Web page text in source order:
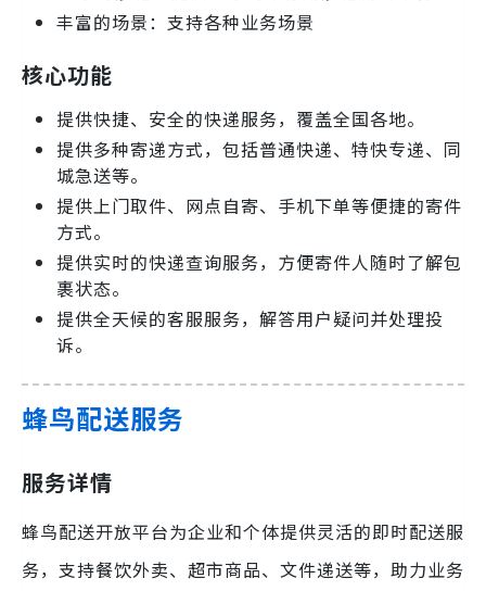
丰富的场景：支持各种业务场景
核心功能
提供快捷、安全的快递服务，覆盖全国各地。
提供多种寄递方式，包括普通快递、特快专递、同
城急送等。
提供上门取件、网点自寄、手机下单等便捷的寄件
方式。
提供实时的快递查询服务，方便寄件人随时了解包
裹状态。
提供全天候的客服服务，解答用户疑问并处理投
诉。
蜂鸟配送服务
服务详情
蜂鸟配送开放平台为企业和个体提供灵活的即时配送服
务，支持餐饮外卖、超市商品、文件递送等，助力业务